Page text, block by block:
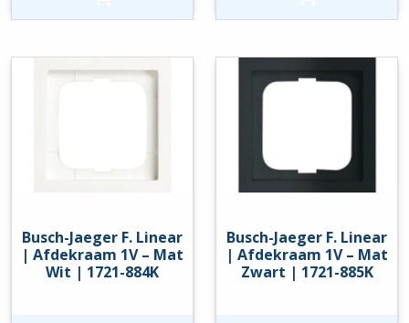
Afdekraam
Wit
|
Afdekraam
Antraciet
|
1721-
Busch-Jaeger F. Linear
| Afdekraam 1V – Mat
Wit | 1721-884K
Busch-Jaeger F. Linear
| Afdekraam 1V – Mat
Zwart | 1721-885K